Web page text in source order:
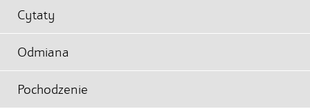
Cytaty
Odmiana
Pochodzenie